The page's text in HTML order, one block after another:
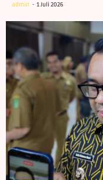
admin 1 Juli 2026